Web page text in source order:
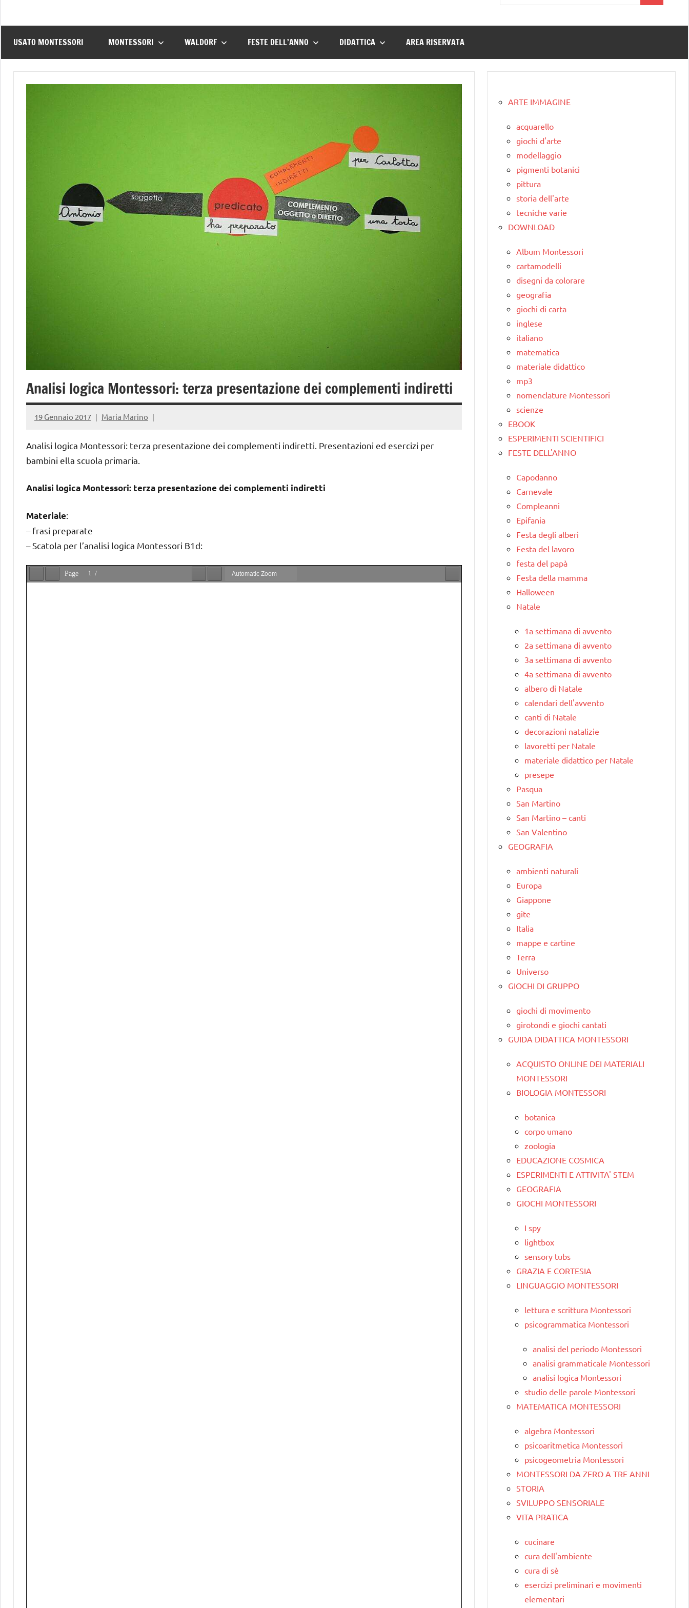
per:
USATO MONTESSORI MONTESSORI WALDORF FESTE DELL’ANNO DIDATTICA AREA RISERVATA
Analisi logica Montessori: terza presentazione dei complementi indiretti
19 Gennaio 2017 Maria Marino
Analisi logica Montessori: terza presentazione dei complementi indiretti. Presentazioni ed esercizi per
bambini ella scuola primaria.
Analisi logica Montessori: terza presentazione dei complementi indiretti
Materiale:
– frasi preparate
– Scatola per l’analisi logica Montessori B1d:
ARTE IMMAGINE
acquarello
giochi d'arte
modellaggio
pigmenti botanici
pittura
storia dell'arte
tecniche varie
DOWNLOAD
Album Montessori
cartamodelli
disegni da colorare
geografia
giochi di carta
inglese
italiano
matematica
materiale didattico
mp3
nomenclature Montessori
scienze
EBOOK
ESPERIMENTI SCIENTIFICI
FESTE DELL'ANNO
Capodanno
Carnevale
Compleanni
Epifania
Festa degli alberi
Festa del lavoro
festa del papà
Festa della mamma
Halloween
Natale
1a settimana di avvento
2a settimana di avvento
3a settimana di avvento
4a settimana di avvento
albero di Natale
calendari dell'avvento
canti di Natale
decorazioni natalizie
lavoretti per Natale
materiale didattico per Natale
presepe
Pasqua
San Martino
San Martino – canti
San Valentino
GEOGRAFIA
ambienti naturali
Europa
Giappone
gite
Italia
mappe e cartine
Terra
Universo
GIOCHI DI GRUPPO
giochi di movimento
girotondi e giochi cantati
GUIDA DIDATTICA MONTESSORI
ACQUISTO ONLINE DEI MATERIALI
MONTESSORI
BIOLOGIA MONTESSORI
botanica
corpo umano
zoologia
EDUCAZIONE COSMICA
ESPERIMENTI E ATTIVITA' STEM
GEOGRAFIA
GIOCHI MONTESSORI
I spy
lightbox
sensory tubs
GRAZIA E CORTESIA
LINGUAGGIO MONTESSORI
lettura e scrittura Montessori
psicogrammatica Montessori
analisi del periodo Montessori
analisi grammaticale Montessori
analisi logica Montessori
studio delle parole Montessori
MATEMATICA MONTESSORI
algebra Montessori
psicoaritmetica Montessori
psicogeometria Montessori
MONTESSORI DA ZERO A TRE ANNI
STORIA
SVILUPPO SENSORIALE
VITA PRATICA
cucinare
cura dell'ambiente
cura di sè
esercizi preliminari e movimenti
elementari